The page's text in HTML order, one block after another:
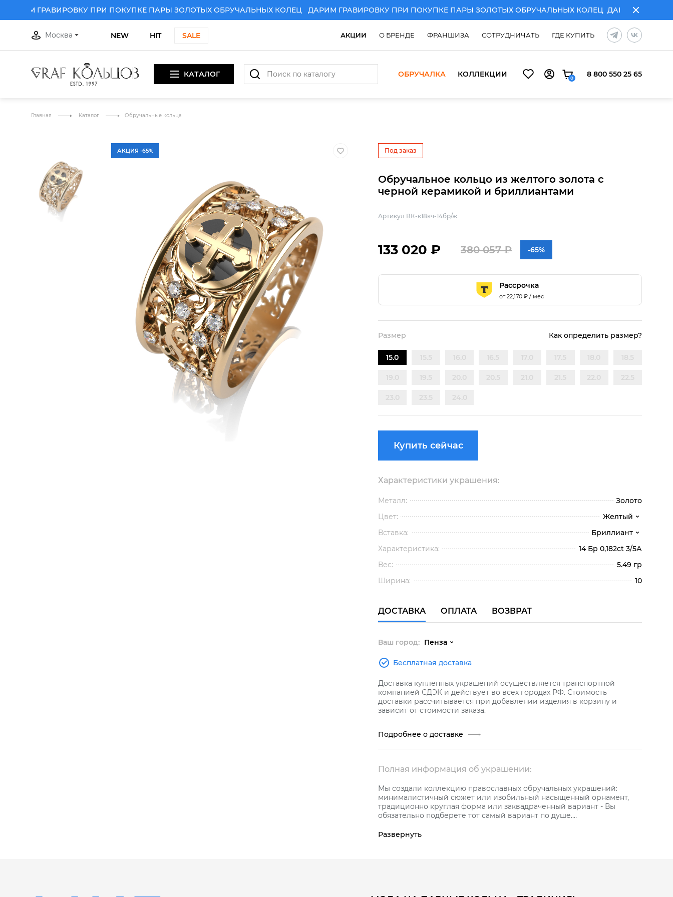
ГРАВИРОВКУ ПРИ ПОКУПКЕ ПАРЫ ЗОЛОТЫХ ОБРУЧАЛЬНЫХ КОЛЕЦ ДАРИМ ГРАВИРОВКУ ПРИ ПОКУПКЕ ПАРЫ ЗОЛОТЫХ ОБРУЧАЛЬНЫХ КОЛЕЦДАРИМ ГРАВИРОВКУ
Москва NEW HIT SALE АКЦИИ О БРЕНДЕ ФРАНШИЗА СОТРУДНИЧАТЬ ГДЕ КУПИТЬ
КАТАЛОГ ОБРУЧАЛКА КОЛЛЕКЦИИ 0 8 800 550 25 65
Главная Каталог Обручальные кольца
АКЦИЯ -65% Под заказ
Обручальное кольцо из желтого золота с
черной керамикой и бриллиантами
Артикул ВК-к18кч-14бр/ж
133 020 ₽ 380 057 ₽ -65%
Рассрочка
от22,170 ₽ / мес
Размер Как определить размер?
15.0
Купить сейчас
Характеристики украшения:
Металл:
Золото
Цвет:
Желтый
Вставка:
Бриллиант
Характеристика:
14 Бр 0,182ct 3/5А
Вес:
5.49 гр
Ширина:
10
ДОСТАВКА ОПЛАТА ВОЗВРАТ
Ваш город: Пенза
Бесплатная доставка
Доставка купленных украшений осуществляется транспортной
компанией СДЭК и действует во всех городах РФ. Стоимость
доставки рассчитывается при добавлении изделия в корзину и
зависит от стоимости заказа.
Подробнее о доставке
Полная информация об украшении:
Мы создали коллекцию православных обручальных украшений:
минималистичный сюжет или изобильный насыщенный орнамент,
традиционно круглая форма или заквадраченный вариант - Вы
обязательно подберете тот самый вариант по душе.
зарядом силы и благополучия в подтверждение глубокой любви.
Развернуть